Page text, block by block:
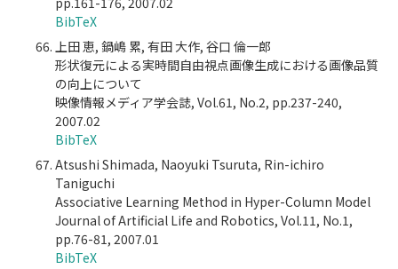
BibTeX
上田 恵, 鍋嶋 累, 有田 大作, 谷口 倫一郎
形状復元による実時間自由視点画像生成における画像品質
の向上について
映像情報メディア学会誌, Vol.61, No.2, pp.237-240,
2007.02
BibTeX
Atsushi Shimada, Naoyuki Tsuruta, Rin-ichiro
Taniguchi
Associative Learning Method in Hyper-Column Model
Journal of Artificial Life and Robotics, Vol.11, No.1,
pp.76-81, 2007.01
BibTeX